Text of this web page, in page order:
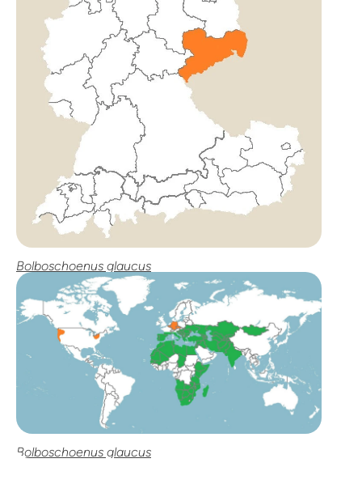
Bolboschoenus glaucus
Bolboschoenus glaucus